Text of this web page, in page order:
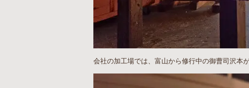
会社の加工場では、富山から修行中の御曹司沢本